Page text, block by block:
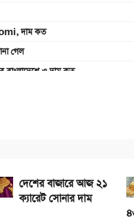
দাম কত
গেল
ও দাম কত
ডিসপ্লে, থাকছে সরু ফ্রেম
দেশের বাজারে আজ ২১
ক্যারেট সোনার দাম